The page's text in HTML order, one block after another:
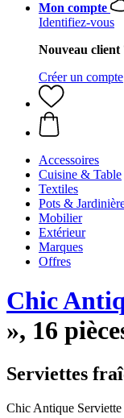
Mon compte
Identifiez-vous
Nouveau client
Créer un compte
Accessoires
Cuisine & Table
Textiles
Pots &
Mobilier
Extérieur
Marques
Offres
Chic
», 16
Serviettes
Chic Antique